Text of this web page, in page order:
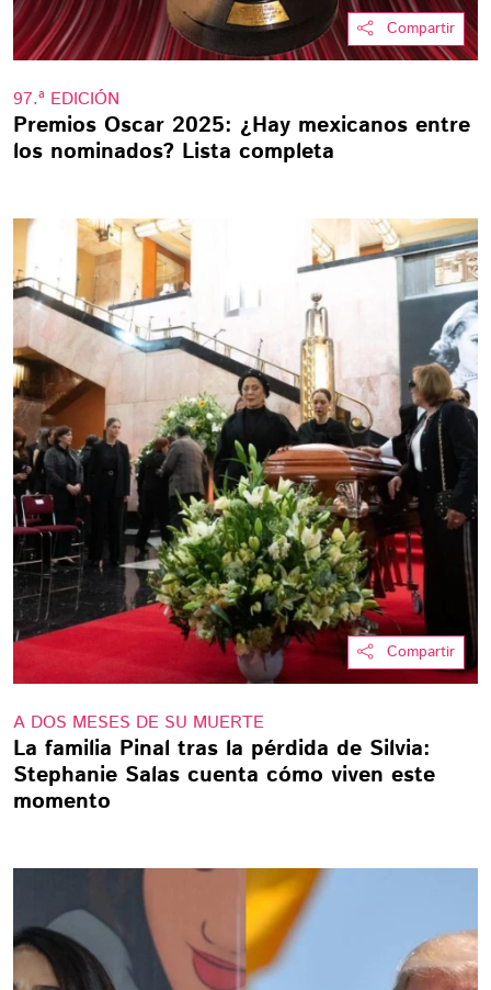
Compartir
97.ª EDICIÓN
Premios Oscar 2025: ¿Hay mexicanos entre
los nominados? Lista completa
Compartir
A DOS MESES DE SU MUERTE
La familia Pinal tras la pérdida de Silvia:
Stephanie Salas cuenta cómo viven este
momento